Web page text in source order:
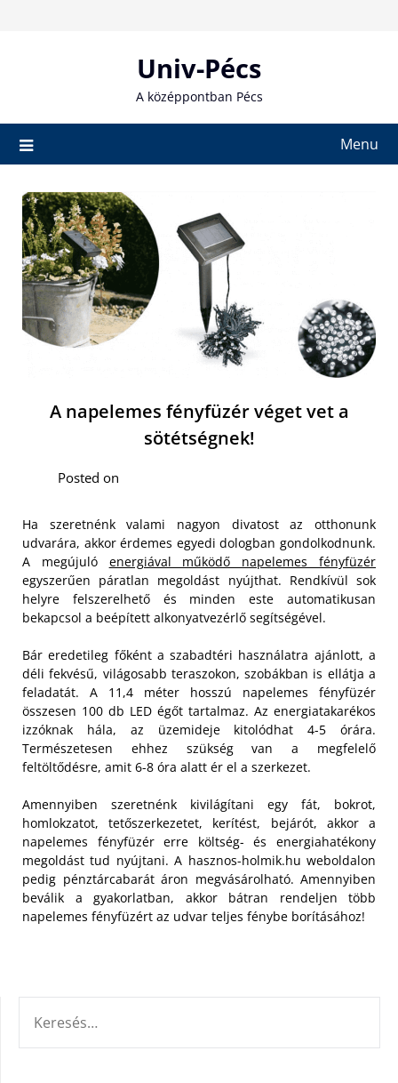
Univ-Pécs
A középpontban Pécs
Menu
A napelemes fényfüzér véget vet a
sötétségnek!
Posted on
Ha szeretnénk valami nagyon divatost az otthonunk
udvarára, akkor érdemes egyedi dologban gondolkodnunk.
A megújuló energiával működő napelemes fényfüzér
egyszerűen páratlan megoldást nyújthat. Rendkívül sok
helyre felszerelhető és minden este automatikusan
bekapcsol a beépített alkonyatvezérlő segítségével.
Bár eredetileg főként a szabadtéri használatra ajánlott, a
déli fekvésű, világosabb teraszokon, szobákban is ellátja a
feladatát. A 11,4 méter hosszú napelemes fényfüzér
összesen 100 db LED égőt tartalmaz. Az energiatakarékos
izzóknak hála, az üzemideje kitolódhat 4-5 órára.
Természetesen ehhez szükség van a megfelelő
feltöltődésre, amit 6-8 óra alatt ér el a szerkezet.
Amennyiben szeretnénk kivilágítani egy fát, bokrot,
homlokzatot, tetőszerkezetet, kerítést, bejárót, akkor a
napelemes fényfüzér erre költség- és energiahatékony
megoldást tud nyújtani. A hasznos-holmik.hu weboldalon
pedig pénztárcabarát áron megvásárolható. Amennyiben
beválik a gyakorlatban, akkor bátran rendeljen több
napelemes fényfüzért az udvar teljes fénybe borításához!